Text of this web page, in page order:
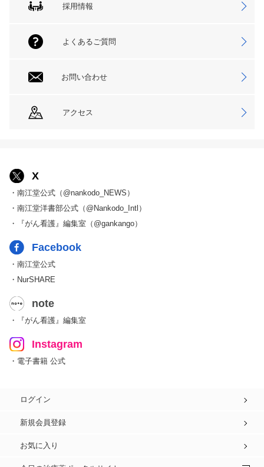
採用情報
よくあるご質問
お問い合わせ
アクセス
X
・南江堂公式（@nankodo_NEWS）
・南江堂洋書部公式（@Nankodo_Intl）
・『がん看護』編集室（@gankango）
Facebook
・南江堂公式
・NurSHARE
note
・『がん看護』編集室
Instagram
・電子書籍 公式
ログイン
新規会員登録
お気に入り